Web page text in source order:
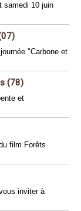
samedi 10 juin
"Carbone et
(78)
et
film Forêts
inviter à